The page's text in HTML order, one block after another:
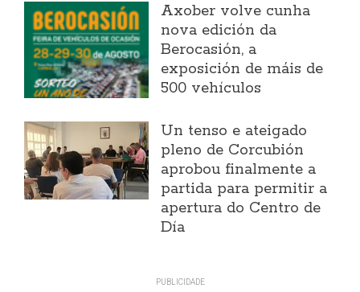
Axober volve cunha
nova edición da
Berocasión, a
exposición de máis de
500 vehículos
Un tenso e ateigado
pleno de Corcubión
aprobou finalmente a
partida para permitir a
apertura do Centro de
Día